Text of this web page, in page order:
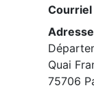
Courriel
Quai
75706